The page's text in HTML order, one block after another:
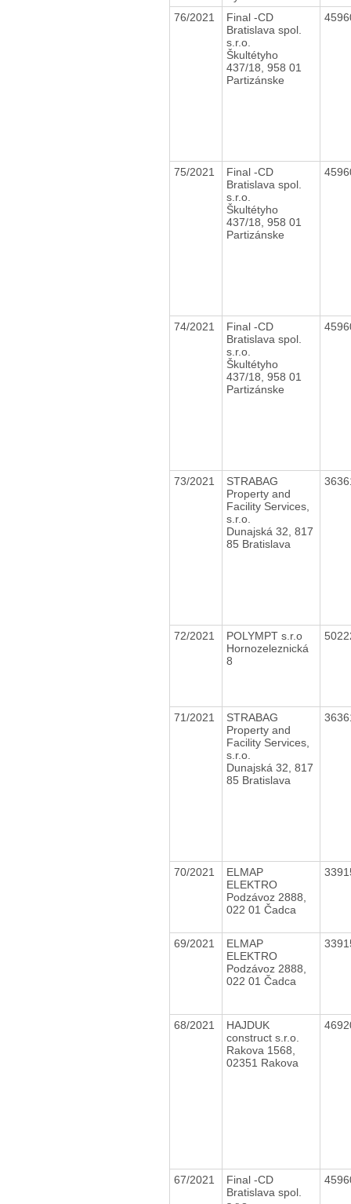
76/2021
Final -CD
Bratislava spol.
s.r.o.
Škultétyho
437/18, 958 01
Partizánske
75/2021
Final -CD
Bratislava spol.
s.r.o.
Škultétyho
437/18, 958 01
Partizánske
74/2021
Final -CD
Bratislava spol.
s.r.o.
Škultétyho
437/18, 958 01
Partizánske
73/2021
STRABAG
Property and
Facility Services,
s.r.o.
Dunajská 32, 817
85 Bratislava
72/2021
POLYMPT s.r.o
Hornozeleznická
8
71/2021
STRABAG
Property and
Facility Services,
s.r.o.
Dunajská 32, 817
85 Bratislava
70/2021
ELMAP
ELEKTRO
Podzávoz 2888,
022 01 Čadca
69/2021
ELMAP
ELEKTRO
Podzávoz 2888,
022 01 Čadca
68/2021
HAJDUK
construct s.r.o.
Rakova 1568,
02351 Rakova
67/2021
Final -CD
Bratislava spol.